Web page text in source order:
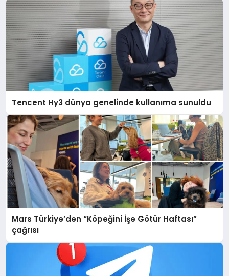
Tencent Hy3 dünya genelinde kullanıma sunuldu
Mars Türkiye’den “Köpeğini İşe Götür Haftası”
çağrısı